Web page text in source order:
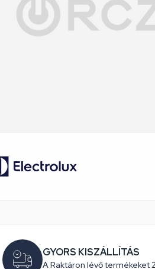
GYORS KISZÁLLÍTÁS
A Raktáron lévő termékeket